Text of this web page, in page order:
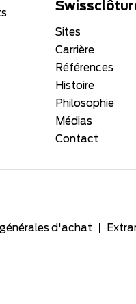
Sites
Carrière
Références
Histoire
Philosophie
Médias
Contact
d'achat